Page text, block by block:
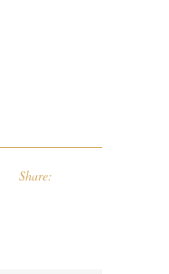
Share: